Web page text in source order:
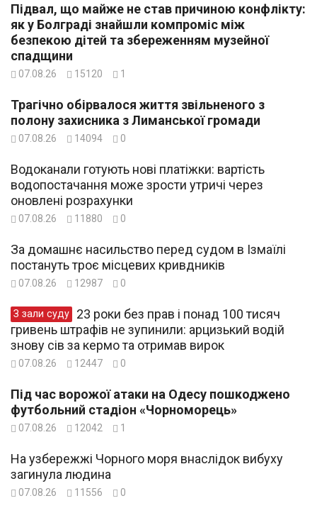
Підвал, що майже не став причиною конфлікту:
як у Болграді знайшли компроміс між
безпекою дітей та збереженням музейної
спадщини
07.08.26 15120 1
Трагічно обірвалося життя звільненого з
полону захисника з Лиманської громади
07.08.26 14094 0
Водоканали готують нові платіжки: вартість
водопостачання може зрости утричі через
оновлені розрахунки
07.08.26 11880 0
За домашнє насильство перед судом в Ізмаїлі
постануть троє місцевих кривдників
07.08.26 12987 0
З зали суду
гривень штрафів не зупинили: арцизький водій
знову сів за кермо та отримав вирок
07.08.26 12447 0
Під час ворожої атаки на Одесу пошкоджено
футбольний стадіон «Чорноморець»
07.08.26 12042 1
На узбережжі Чорного моря внаслідок вибуху
загинула людина
07.08.26 11556 0